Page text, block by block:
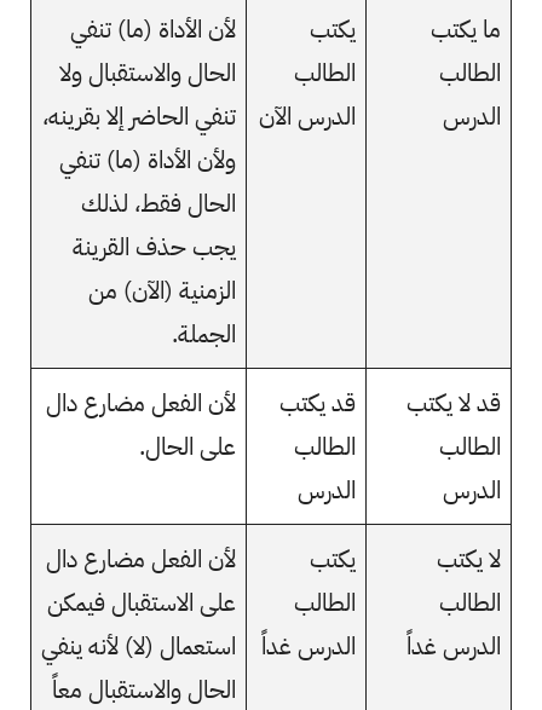
ما يكتب
الطالب
الدرس
يكتب
الطالب
الدرس الآن
لأن الأداة (ما) تنفي
الحال والاستقبال ولا
تنفي الحاضر إلا بقرينه،
ولأن الأداة (ما) تنفي
الحال فقط، لذلك
يجب حذف القرينة
الزمنية (الآن) من
الجملة.
قد لا يكتب
الطالب
الدرس
قد يكتب
الطالب
الدرس
لأن الفعل مضارع دال
على الحال.
لا يكتب
الطالب
الدرس غداً
يكتب
الطالب
الدرس غداً
لأن الفعل مضارع دال
على الاستقبال فيمكن
استعمال (لا) لأنه ينفي
الحال والاستقبال معاً